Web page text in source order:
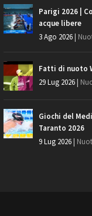
Parigi 2026 |
acque libere
3 Ago 2026|
Fatti di nuoto
29 Lug 2026|
Giochi del
Taranto 2026
9 Lug 2026|